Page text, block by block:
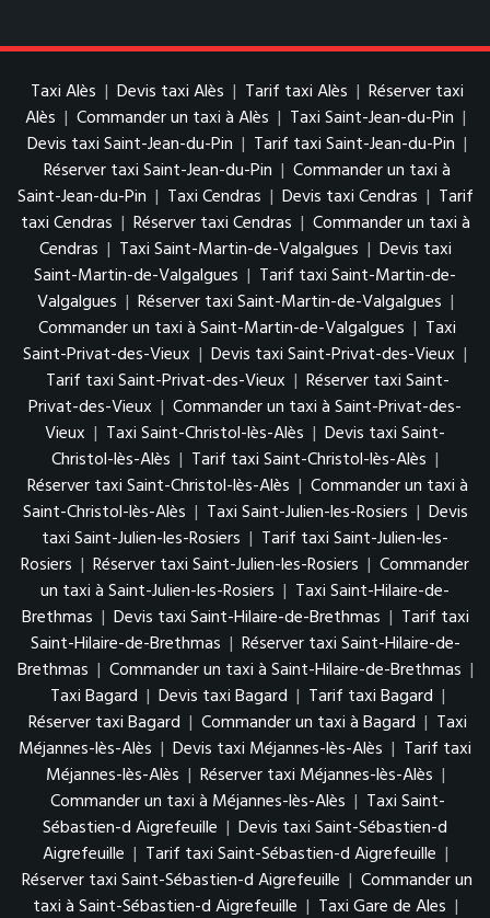
Taxi Alès | Devis taxi Alès | Tarif taxi Alès | Réserver taxi
Alès | Commander un taxi à Alès | Taxi Saint-Jean-du-Pin |
Devis taxi Saint-Jean-du-Pin | Tarif taxi Saint-Jean-du-Pin |
Réserver taxi Saint-Jean-du-Pin | Commander un taxi à
Saint-Jean-du-Pin | Taxi Cendras | Devis taxi Cendras | Tarif
taxi Cendras | Réserver taxi Cendras | Commander un taxi à
Cendras | Taxi Saint-Martin-de-Valgalgues | Devis taxi
Saint-Martin-de-Valgalgues | Tarif taxi Saint-Martin-de-
Valgalgues | Réserver taxi Saint-Martin-de-Valgalgues |
Commander un taxi à Saint-Martin-de-Valgalgues | Taxi
Saint-Privat-des-Vieux | Devis taxi Saint-Privat-des-Vieux |
Tarif taxi Saint-Privat-des-Vieux | Réserver taxi Saint-
Privat-des-Vieux | Commander un taxi à Saint-Privat-des-
Vieux | Taxi Saint-Christol-lès-Alès | Devis taxi Saint-
Christol-lès-Alès | Tarif taxi Saint-Christol-lès-Alès |
Réserver taxi Saint-Christol-lès-Alès | Commander un taxi à
Saint-Christol-lès-Alès | Taxi Saint-Julien-les-Rosiers | Devis
taxi Saint-Julien-les-Rosiers | Tarif taxi Saint-Julien-les-
Rosiers | Réserver taxi Saint-Julien-les-Rosiers | Commander
un taxi à Saint-Julien-les-Rosiers | Taxi Saint-Hilaire-de-
Brethmas | Devis taxi Saint-Hilaire-de-Brethmas | Tarif taxi
Saint-Hilaire-de-Brethmas | Réserver taxi Saint-Hilaire-de-
Brethmas | Commander un taxi à Saint-Hilaire-de-Brethmas |
Taxi Bagard | Devis taxi Bagard | Tarif taxi Bagard |
Réserver taxi Bagard | Commander un taxi à Bagard | Taxi
Méjannes-lès-Alès | Devis taxi Méjannes-lès-Alès | Tarif taxi
Méjannes-lès-Alès | Réserver taxi Méjannes-lès-Alès |
Commander un taxi à Méjannes-lès-Alès | Taxi Saint-
Sébastien-d Aigrefeuille | Devis taxi Saint-Sébastien-d
Aigrefeuille | Tarif taxi Saint-Sébastien-d Aigrefeuille |
Réserver taxi Saint-Sébastien-d Aigrefeuille | Commander un
taxi à Saint-Sébastien-d Aigrefeuille | Taxi Gare de Ales |